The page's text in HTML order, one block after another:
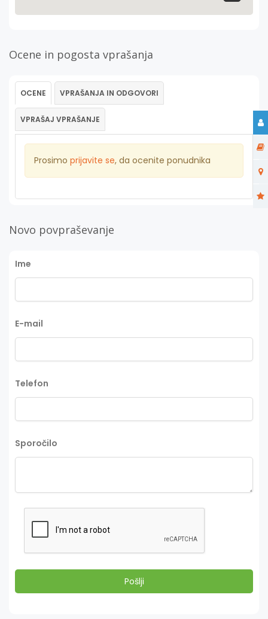
Ocene in pogosta vprašanja
OCENE VPRAŠANJA IN ODGOVORI
VPRAŠAJ VPRAŠANJE
Prosimo prijavite se, da ocenite ponudnika
Novo povpraševanje
Ime
E-mail
Telefon
Sporočilo